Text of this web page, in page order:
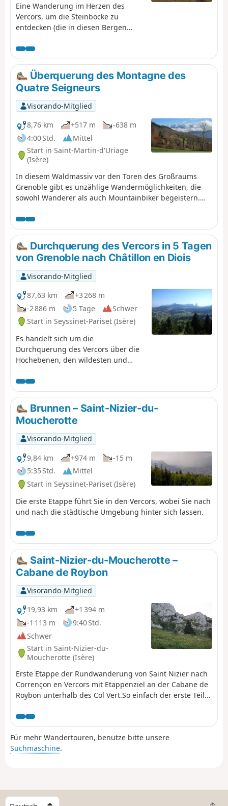
Eine Wanderung im Herzen des
Vercors, um die Steinböcke zu
entdecken (die in diesen Bergen
Und als Belohnung erwartet Sie bei
Ihrer Ankunft ein wunderschöner
Panoramablick auf die umliegenden
Berge.Überquerung des Montagne des
Quatre Seigneurs
Visorando-Mitglied
8,76 km
+517 m
-638 m
4:00 Std.
Mittel
Start in Saint-Martin-d'Uriage
(Isère)
In diesem Waldmassiv vor den Toren des Großraums
Grenoble gibt es unzählige Wandermöglichkeiten, die
sowohl Wanderer als auch Mountainbiker begeistern.
d'Uriage mit Eybens verbindet, besteht darin, dass sie
abwechslungsreiche Ausblicke bietet, zunächst auf das
Belledonne-Massiv und dann auf die „Hauptstadt der
Alpen“, die vom Vercors und der Chartreuse überragt
wird.
Durchquerung des Vercors in 5 Tagen
von Grenoble nach Châtillon en Diois
Visorando-Mitglied
87,63 km
+3 268 m
-2 886 m
5 Tage
Schwer
Start in Seyssinet-Pariset (Isère)
Es handelt sich um die
Durchquerung des Vercors über die
Hochebenen, den wildesten und
Norden nach Süden durch den
Vercors: ca. 88 km Wanderung
inmitten grandioser Landschaften.
Übernachtungen im Zelt oder in den
verschiedenen Schutzhütten entlang
desGR® stehen auf dem Programm.
Brunnen – Saint-Nizier-du-
Moucherotte
Visorando-Mitglied
9,84 km
+974 m
-15 m
5:35 Std.
Mittel
Start in Seyssinet-Pariset (Isère)
Die erste Etappe führt Sie in den Vercors, wobei Sie nach
und nach die städtische Umgebung hinter sich lassen.
Saint-Nizier-du-Moucherotte –
Cabane de Roybon
Visorando-Mitglied
19,93 km
+1 394 m
-1 113 m
9:40 Std.
Schwer
Start in Saint-Nizier-du-
Moucherotte (Isère)
Erste Etappe der Rundwanderung von Saint Nizier nach
Corrençon en Vercors mit Etappenziel an der Cabane de
Roybon unterhalb des Col Vert.So einfach der erste Teil
Col Vertanspruchsvoll, mit Passagen über einem tiefen
Abgrund!Seien Sie sehr vorsichtig.
Für mehr Wandertouren, benutze bitte unsere
Suchmaschine.
W